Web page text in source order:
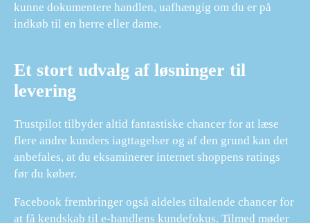
kunne dokumentere handlen, uafhængig om du er på
indkøb til en herre eller dame.
Et stort udvalg af løsninger til
levering
Trustpilot tilbyder altid fantastiske chancer for at læse
flere andre kunders iagttagelser og af den grund kan det
anbefales, at du eksaminerer internet shoppens ratings
før du køber.
Facebook frembringer også aldeles tiltalende chancer for
at få kendskab til e-handlens kundefokus. Tilmed møder